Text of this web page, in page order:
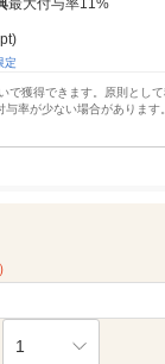
最大付与率11%
定
で獲得できます。原則とし
率が少ない場合があります
1